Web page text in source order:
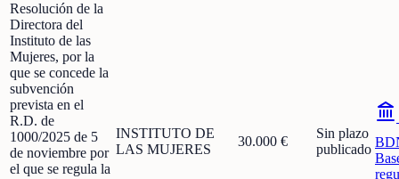
Resolución de la
Directora del
Instituto de las
Mujeres, por la
que se concede la
subvención
prevista en el
R.D. de
1000/2025 de 5
de noviembre por
el que se regula la
INSTITUTO DE
LAS MUJERES
30.000 €
Sin plazo
publicado